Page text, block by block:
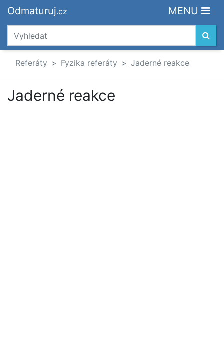
Odmaturuj.cz MENU
Referáty Fyzika referáty Jaderné reakce
Jaderné reakce